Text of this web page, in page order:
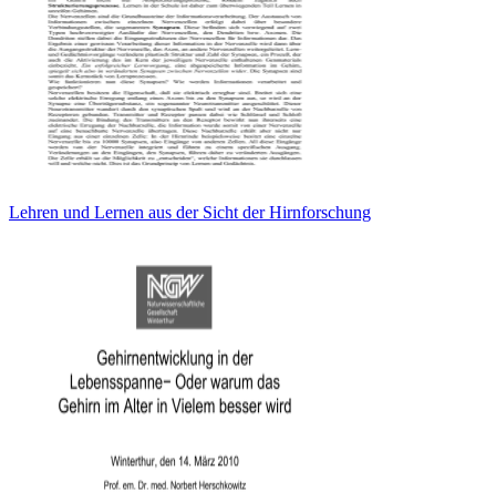
Lehren und Lernen aus der Sicht der Hirnforschung